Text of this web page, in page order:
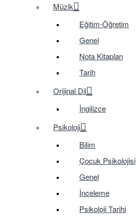
Müzik
Eğitim-Öğretim
Genel
Nota Kitapları
Tarih
Orijinal Dil
İngilizce
Psikoloji
Bilim
Çocuk Psikolojisi
Genel
İnceleme
Psikoloji Tarihi